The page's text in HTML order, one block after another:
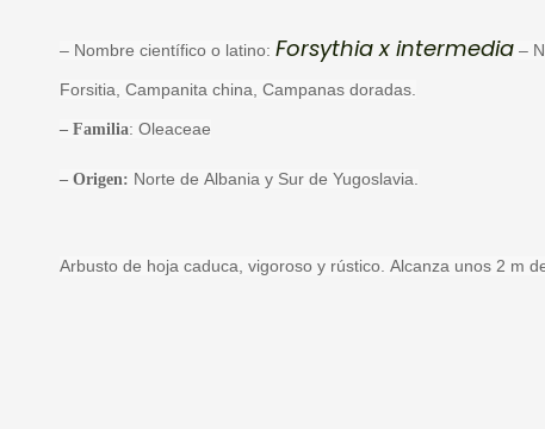
– Nombre científico o latino: Forsythia x intermedia –
Forsitia, Campanita china, Campanas doradas.
– Familia: Oleaceae
– Origen: Norte de Albania y Sur de Yugoslavia.
Arbusto de hoja caduca, vigoroso y rústico. Alcanza unos 2 m